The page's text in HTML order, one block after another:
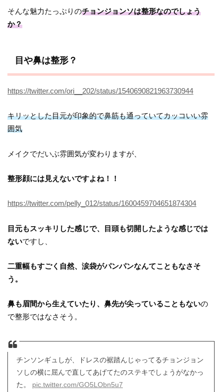
そんな魅力たっぷりのチョンジョンソは整形なのでしょう
か？
目や鼻は整形？
https://twitter.com/ori__202/status/1540690821963730944
キリッとした目元が印象的で鼻筋も通っていてカッコいい雰
囲気
メイクでだいぶ雰囲気が変わりますが、
整形顔には見えないですよね！！
https://twitter.com/pelly_012/status/1600459704651874304
目元もスッキリした感じで、目頭も切開したような感じでは
ないですし、
二重幅もすごく自然、涙袋がパンパンなんてこともなさそ
う。
鼻も眉間から生えていたり、鼻先が尖っていることもないの
で整形ではなさそう。
チンソンギュしが、ドレスの裾踏んじゃってるチョンジョン
ソしの横に屈んで直してあげてたのステキでしょうがなかっ
た。 pic.twitter.com/GO5LObn5u7